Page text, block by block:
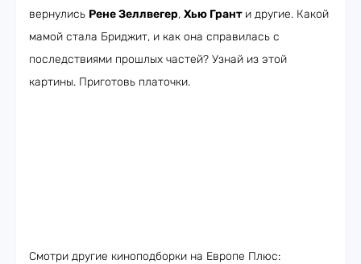
вернулись Рене Зеллвегер, Хью Грант и другие. Какой
мамой стала Бриджит, и как она справилась с
последствиями прошлых частей? Узнай из этой
картины. Приготовь платочки.
Смотри другие киноподборки на Европе Плюс: